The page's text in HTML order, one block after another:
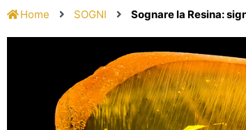
Home SOGNI Sognare la Resina: